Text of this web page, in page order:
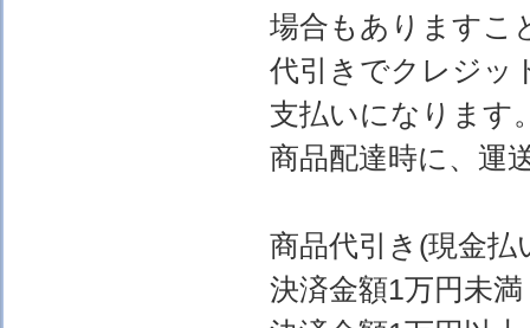
場合もありますこ
代引きでクレジッ
支払いになります
商品配達時に、運
商品代引き(現金
決済金額1万